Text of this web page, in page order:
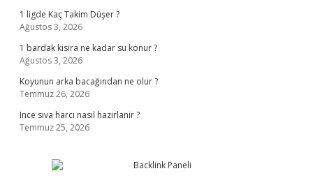
1 ligde Kaç Takim Düşer ?
Ağustos 3, 2026
1 bardak kisira ne kadar su konur ?
Ağustos 3, 2026
Koyunun arka bacağından ne olur ?
Temmuz 26, 2026
Ince sıva harcı nasıl hazirlanir ?
Temmuz 25, 2026